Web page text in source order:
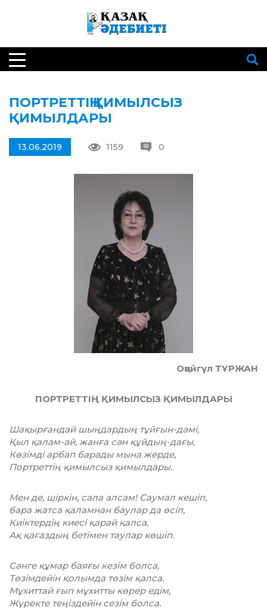
ПОРТРЕТТІҢ ҚИМЫЛСЫЗ
ҚИМЫЛДАРЫ
13.06.2019 1159 0
Оңайгүл ТҰРЖАН
ПОРТРЕТТІҢ ҚИМЫЛСЫЗ ҚИМЫЛДАРЫ
Шақырғандай шыңдардың тұйғын-дәмі,
Қыл қалам-ай, жанға сән құйдың-дағы,
Көзімді арбап барады мына жерде,
Портреттің қимылсыз қимылдары.
Мен де, шіркін, сала алсам! Саумал кешіп,
бара жатса қаламнан баулар да өсіп,
Киіктердің киесі қарай қалса,
Ақ қағаздың бетімен таулар көшіп.
Сәнге құмар баяғы кезім болса,
Төзімдейін қолымда төзім қалса.
Мұхиттай ғып мұхитты көрер едім,
Жүректе теңіздейін сезім болса.